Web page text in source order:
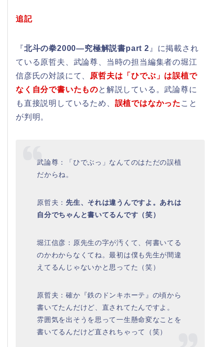
追記
『北斗の拳2000―究極解説書part 2 』に掲載され
ている原哲夫、武論尊、当時の担当編集者の堀江
信彦氏の対談にて、
原哲夫は「ひでぶ」は誤植で
なく自分で書いたものと解説している。武論尊に
も直接説明しているため、 誤植ではなかった こと
が判明。
武論尊：「ひでぶっ」なんてのはただの誤植
だからね。
原哲夫：先生、それは違うんですよ。あれは
自分でちゃんと書いてるんです（笑）
堀江信彦：原先生の字が汚くて、何書いてる
のかわからなくてね。最初は僕も先生が間違
えてるんじゃないかと思ってた（笑）
原哲夫：確か『鉄のドンキホーテ』の頃から
書いてたんだけど、直されてたんですよ。
雰囲気を出そうを思って一生懸命変なことを
書いてるんだけど直されちゃって（笑）